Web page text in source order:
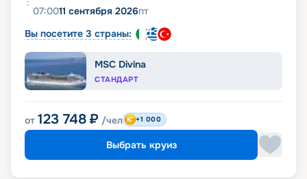
07:0011 сентября 2026пт
Вы посетите 3 страны:
MSC Divina
СТАНДАРТ
от 123 748 ₽ /чел +1 000
Выбрать круиз